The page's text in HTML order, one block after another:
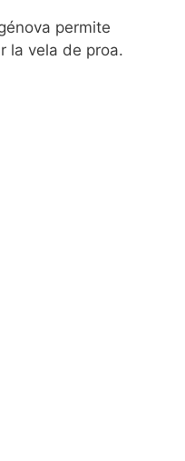
permite
la vela de proa.